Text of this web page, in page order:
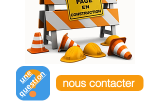
u
n
e
q
u
e
s
t
i
o
n nous contacter